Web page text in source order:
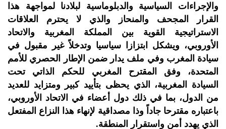
والإجراءات السياسية والدبلوماسية لبلادنا لمواجهة هذا
القرار المجحف والمنحاز والذي لا يحترم العلاقات
الاستراتيجية القوية بين المملكة المغربية والاتحاد
الأوروبي، ويشكل ابتزازا سياسيا وتدخلاً غير مقبول في
سيادة المغرب وفي ملف يدار ضمن الإطار الحصري للأمم
المتحدة، وفق المقترح المغربي للحكم الذاتي تحت
السيادة المغربية، الذي يحظى بتأييد كبير ومتزايد للعديد
من الدول، بما في ذلك دول أعضاء في الاتحاد الأوروبي،
باعتباره مقترحا جاداً وذا مصداقية لإنهاء هذا النزاع المفتعل
الذي يهدد أمن واستقرار المنطقة.